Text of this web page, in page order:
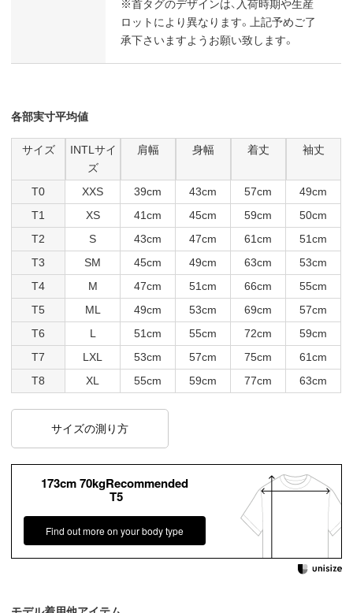
※首タグのデザインは、入荷時期や生産
ロットにより異なります。上記予めご了
承下さいますようお願い致します。
各部実寸平均値
サイズ
INTLサイ
ズ
肩幅 身幅 着丈 袖丈
T0 XXS 39cm 43cm 57cm
49cm
T1
XS 41cm 45cm 59cm
50cm
T2
S 43cm 47cm 61cm
51cm
T3
SM 45cm 49cm 63cm
53cm
T4
M 47cm 51cm 66cm
55cm
T5
ML 49cm 53cm 69cm
57cm
T6
L 51cm 55cm 72cm
59cm
T7
LXL 53cm 57cm 75cm
61cm
T8
XL 55cm 59cm 77cm 63cm
サイズの測り方
173cm 70kgRecommended
T5
Find out more on your body type